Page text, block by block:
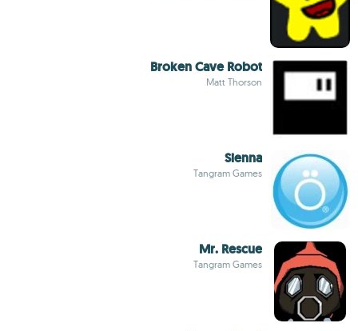
Broken Cave Robot
Matt Thorson
Sienna
Tangram Games
Mr. Rescue
Tangram Games